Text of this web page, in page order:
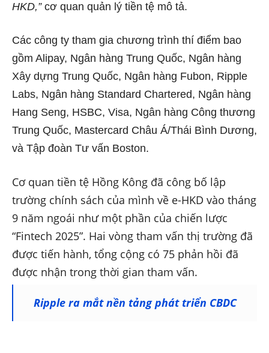
HKD,”cơ quan quản lý tiền tệ mô tả.
Các công ty tham gia chương trình thí điểm bao
gồm Alipay, Ngân hàng Trung Quốc, Ngân hàng
Xây dựng Trung Quốc, Ngân hàng Fubon, Ripple
Labs, Ngân hàng Standard Chartered, Ngân hàng
Hang Seng, HSBC, Visa, Ngân hàng Công thương
Trung Quốc, Mastercard Châu Á/Thái Bình Dương,
và Tập đoàn Tư vấn Boston.
Cơ quan tiền tệ Hồng Kông đã công bố lập
trường chính sách của mình về e-HKD vào tháng
9 năm ngoái như một phần của chiến lược
“Fintech 2025”. Hai vòng tham vấn thị trường đã
được tiến hành, tổng cộng có 75 phản hồi đã
được nhận trong thời gian tham vấn.
Ripple ra mắt nền tảng phát triển CBDC